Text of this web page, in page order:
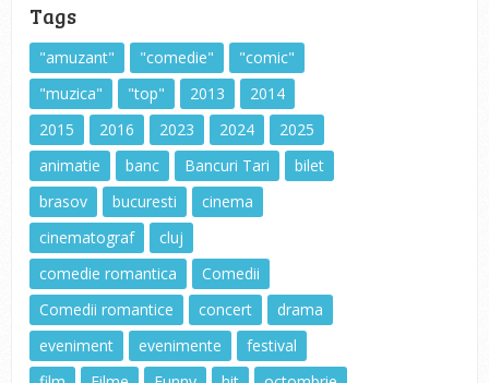
Tags
"amuzant" "comedie"
"comic"
"muzica"
"top" 2013
2014
2015
2016 2023 2024
2025
animatie
banc Bancuri Tari
bilet
brasov
bucuresti
cinema
cinematograf
cluj
comedie romantica
Comedii
Comedii romantice
concert
drama
eveniment
evenimente
festival